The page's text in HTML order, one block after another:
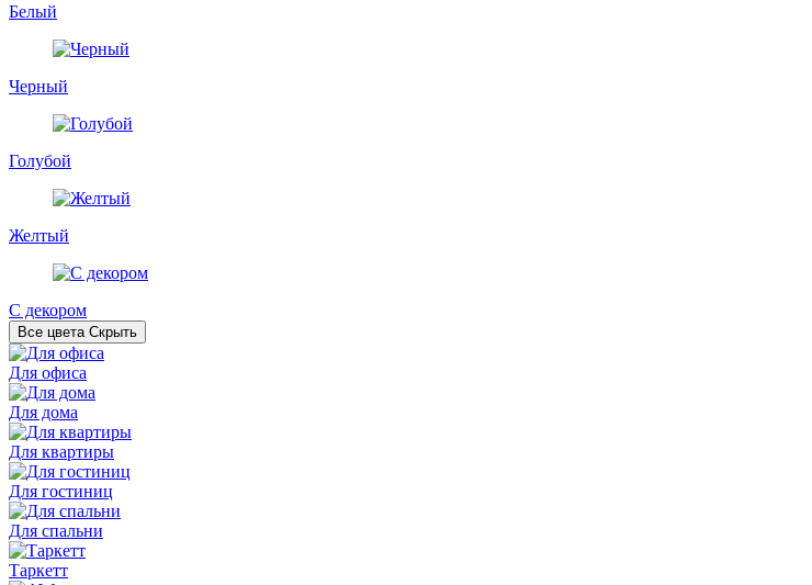
Белый
Черный
Голубой
Желтый
С декором
Все цвета Скрыть
Для офиса
Для дома
Для квартиры
Для гостиниц
Для спальни
Таркетт